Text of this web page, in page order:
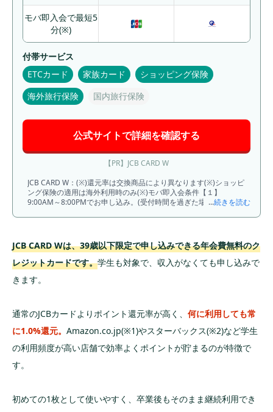
モバ即入会で最短5
分(※)
付帯サービス
ETCカード
家族カード
ショッピング保険
海外旅行保険
国内旅行保険
公式サイトで詳細を確認する
【PR】JCB CARD W
JCB CARD W：(※)還元率は交換商品により異なります(※)ショッピ
ング保険の適用は海外利用時のみ(※)モバ即入会条件【１】
9:00AM～8:00PMでお申し込み。(受付時間を過ぎた場合は、翌日
...続きを読む
JCB CARD Wは、39歳以下限定で申し込みできる年会費無料のク
レジットカードです。学生も対象で、収入がなくても申し込みで
きます。
通常のJCBカードよりポイント還元率が高く、 何に利用しても常
に1.0%還元。 Amazon.co.jp(※1)やスターバックス(※2)など学生
の利用頻度が高い店舗で効率よくポイントが貯まるのが特徴で
す。
初めての1枚として使いやすく、卒業後もそのまま継続利用でき